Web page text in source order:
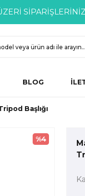
BLOG
Başlığı
%4